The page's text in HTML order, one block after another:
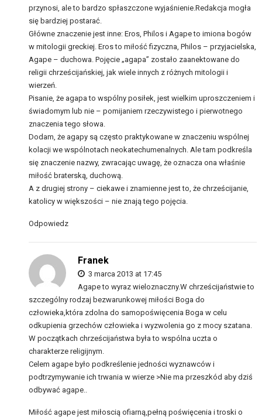
przynosi, ale to bardzo spłaszczone wyjaśnienie.Redakcja mogła
się bardziej postarać.
Główne znaczenie jest inne: Eros, Philos i Agape to imiona bogów
w mitologii greckiej. Eros to miłość fizyczna, Philos – przyjacielska,
Agape – duchowa. Pojęcie „agapa” zostało zaanektowane do
religii chrześcijańskiej, jak wiele innych z różnych mitologii i
wierzeń.
Pisanie, że agapa to wspólny posiłek, jest wielkim uproszczeniem i
świadomym lub nie – pomijaniem rzeczywistego i pierwotnego
znaczenia tego słowa.
Dodam, że agapy są często praktykowane w znaczeniu wspólnej
kolacji we wspólnotach neokatechumenalnych. Ale tam podkreśla
się znaczenie nazwy, zwracając uwagę, że oznacza ona właśnie
miłość braterską, duchową.
A z drugiej strony – ciekawe i znamienne jest to, że chrześcijanie,
katolicy w większości – nie znają tego pojęcia.
Odpowiedz
Franek
3 marca 2013 at 17:45
Agape to wyraz wieloznaczny.W chrześcijaństwie to
szczególny rodzaj bezwarunkowej miłości Boga do
człowieka,która zdolna do samopoświęcenia Boga w celu
odkupienia grzechów człowieka i wyzwolenia go z mocy szatana.
W początkach chrześcijaństwa była to wspólna uczta o
charakterze religijnym.
Celem agape było podkreślenie jedności wyznawców i
podtrzymywanie ich trwania w wierze >Nie ma przeszkód aby dziś
odbywać agape..
Miłość agape jest miłoscią ofiarną,pełną poświęcenia i troski o